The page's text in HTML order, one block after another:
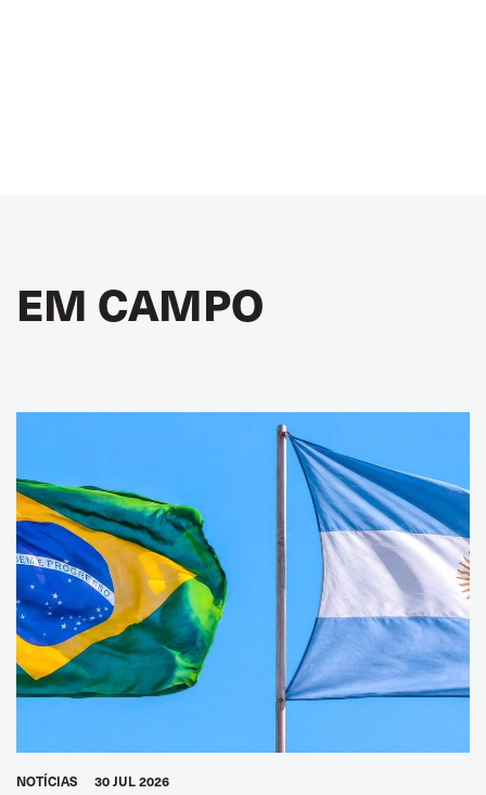
EM CAMPO
NOTÍCIAS 30 JUL 2026